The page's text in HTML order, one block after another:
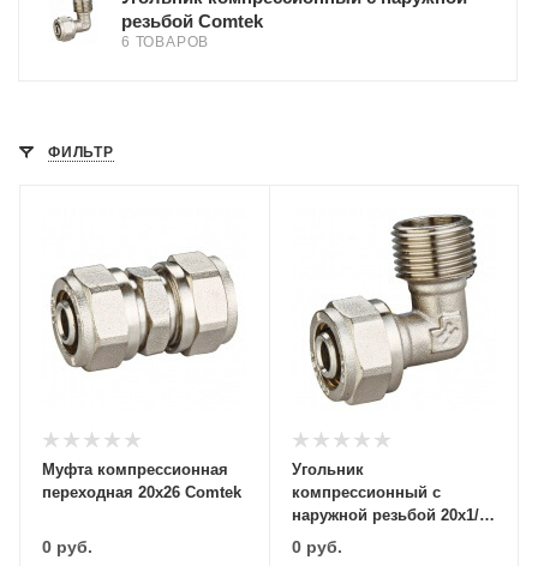
резьбой Comtek
6 ТОВАРОВ
ФИЛЬТР
Муфта компрессионная
переходная 20х26 Comtek
0 руб.
Угольник
компрессионный с
наружной резьбой 20х1/2"
Comtek
0руб.